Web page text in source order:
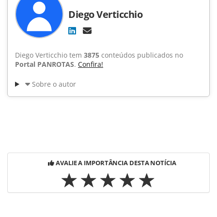
Diego Verticchio
Diego Verticchio tem 3875 conteúdos publicados no
Portal PANROTAS. Confira!
Sobre o autor
AVALIE A IMPORTÂNCIA DESTA NOTÍCIA